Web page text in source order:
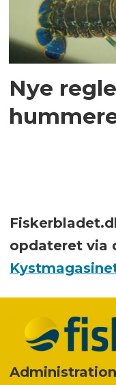
Nye
opdateret via
Administration